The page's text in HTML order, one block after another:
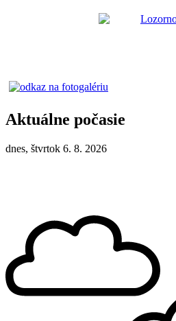
Aktuálne počasie
dnes, štvrtok 6. 8. 2026